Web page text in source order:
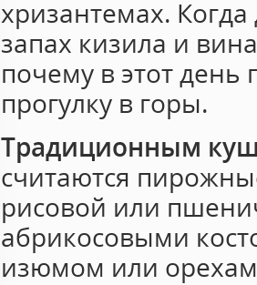
хризантемах. Когда
запах кизила и
почему в этот день
прогулку в горы.
Традиционным
считаются
рисовой или
абрикосовыми
изюмом или